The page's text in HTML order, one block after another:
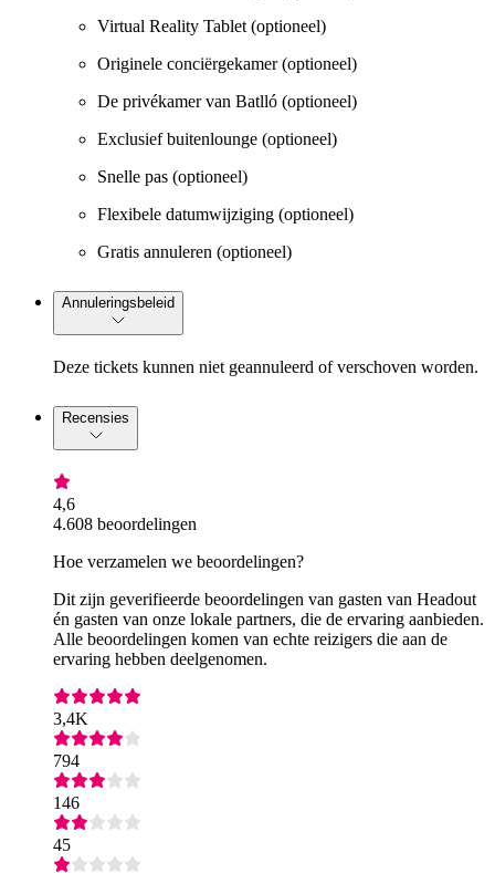
Virtual Reality Tablet (optioneel)
Originele conciërgekamer (optioneel)
De privékamer van Batlló (optioneel)
Exclusief buitenlounge (optioneel)
Snelle pas (optioneel)
Flexibele datumwijziging (optioneel)
Gratis annuleren (optioneel)
Annuleringsbeleid
Deze tickets kunnen niet geannuleerd of verschoven worden.
Recensies
4,6
4.608 beoordelingen
Hoe verzamelen we beoordelingen?
Dit zijn geverifieerde beoordelingen van gasten van Headout
én gasten van onze lokale partners, die de ervaring aanbieden.
Alle beoordelingen komen van echte reizigers die aan de
ervaring hebben deelgenomen.
3,4K
794
146
45